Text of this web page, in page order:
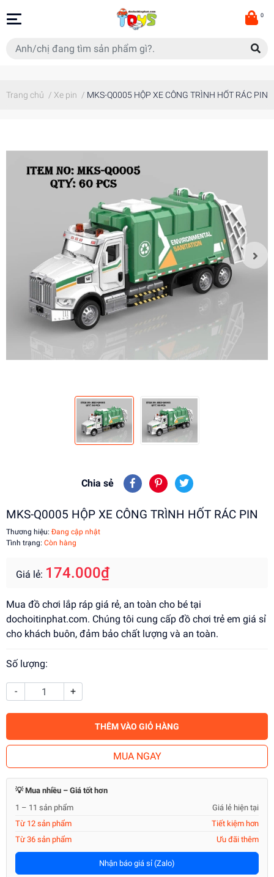
0
Trang chủ / Xe pin / MKS-Q0005 HỘP XE CÔNG TRÌNH HỐT RÁC PIN
Chia sẻ
MKS-Q0005 HỘP XE CÔNG TRÌNH HỐT RÁC PIN
Thương hiệu: Đang cập nhật
Tình trạng: Còn hàng
Giá lẻ: 174.000₫
Mua đồ chơi lắp ráp giá rẻ, an toàn cho bé tại
dochoitinphat.com. Chúng tôi cung cấp đồ chơi trẻ em giá sỉ
cho khách buôn, đảm bảo chất lượng và an toàn.
Số lượng:
- +
THÊM VÀO GIỎ HÀNG
MUA NGAY
💡 Mua nhiều – Giá tốt hơn
1 – 11 sản phẩm
Giá lẻ hiện tại
Từ 12 sản phẩm
Tiết kiệm hơn
Từ 36 sản phẩm
Ưu đãi thêm
Nhận báo giá sỉ (Zalo)